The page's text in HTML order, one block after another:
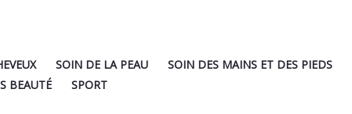
SOIN DE LA PEAU SOIN DES MAINS ET DES PIEDS
BEAUTÉ
SPORT